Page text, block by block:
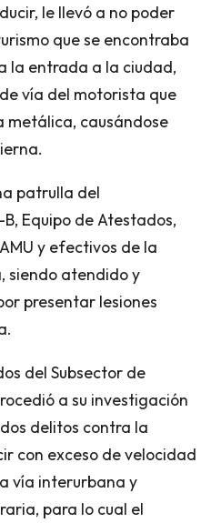
le llevó a no poder
que se encontraba
la entrada a la ciudad,
vía del motorista que
metálica, causándose
patrulla del
Equipo de Atestados,
y efectivos de la
siendo atendido y
presentar lesiones
del Subsector de
a su investigación
delitos contra la
con exceso de velocidad
vía interurbana y
para lo cual el